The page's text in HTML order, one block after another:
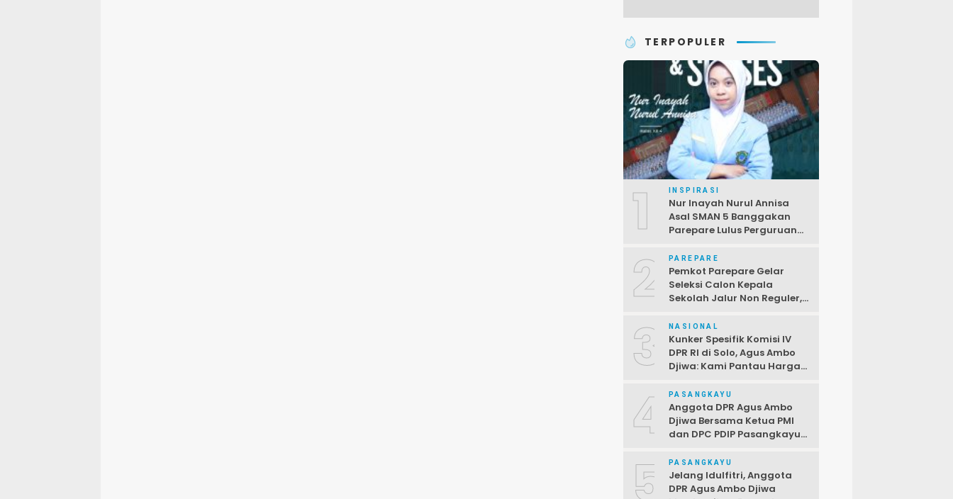
TERPOPULER
1 INSPIRASI
Nur Inayah Nurul Annisa
Asal SMAN 5 Banggakan
Parepare Lulus Perguruan
2 PAREPARE
Pemkot Parepare Gelar
Seleksi Calon Kepala
Sekolah Jalur Non Reguler,
Pendaftaran Ditutup 2 April
3 NASIONAL
Kunker Spesifik Komisi IV
DPR RI di Solo, Agus Ambo
Djiwa: Kami Pantau Harga
4 PASANGKAYU
Anggota DPR Agus Ambo
Djiwa Bersama Ketua PMI
dan DPC PDIP Pasangkayu
Korban Kebakaran di Desa
Kayumaloa
5 PASANGKAYU
Jelang Idulfitri, Anggota
DPR Agus Ambo Djiwa